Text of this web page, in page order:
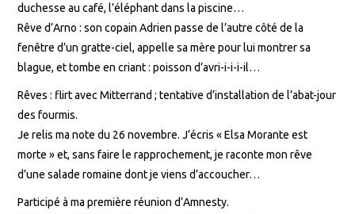
duchesse au café, l’éléphant dans la piscine…
Rêve d’Arno : son copain Adrien passe de l’autre côté de la
fenêtre d’un gratte-ciel, appelle sa mère pour lui montrer sa
blague, et tombe en criant : poisson d’avri-i-i-i-il…
Rêves : flirt avec Mitterrand ; tentative d’installation de l’abat-jour
des fourmis.
Je relis ma note du 26 novembre. J’écris « Elsa Morante est
morte » et, sans faire le rapprochement, je raconte mon rêve
d’une salade romaine dont je viens d’accoucher…
Participé à ma première réunion d’Amnesty.